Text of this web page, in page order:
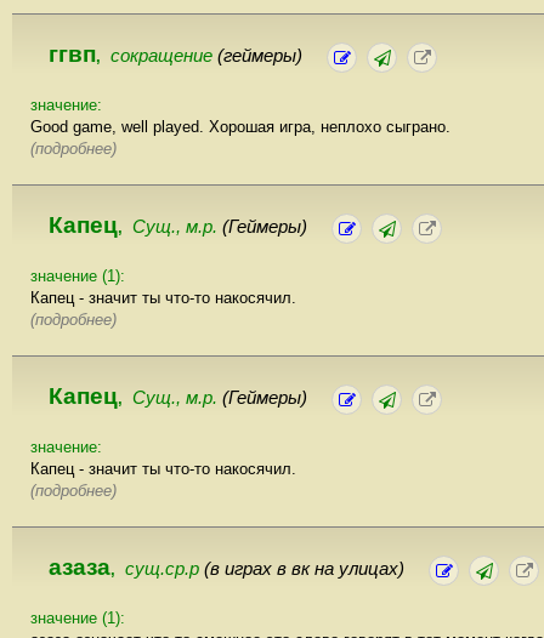
ггвп, сокращение (геймеры)
значение:
Good game, well played. Хорошая игра, неплохо сыграно.
(подробнее)
Капец, Сущ., м.р. (Геймеры)
значение (1):
Капец - значит ты что-то накосячил.
(подробнее)
Капец, Сущ., м.р. (Геймеры)
значение:
Капец - значит ты что-то накосячил.
(подробнее)
азаза, сущ.ср.р (в играх в вк на улицах)
значение (1):